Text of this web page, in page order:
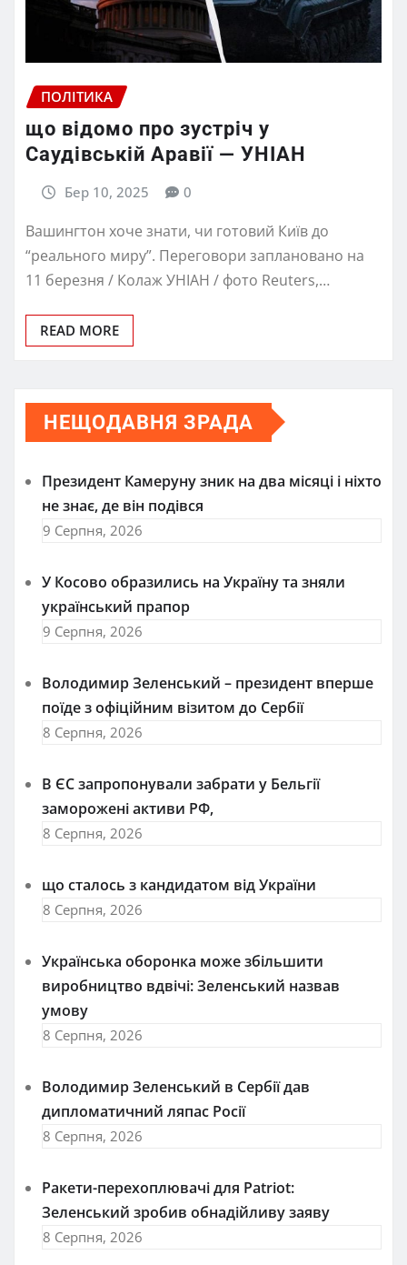
ПОЛІТИКА
що відомо про зустріч у
Саудівській Аравії — УНІАН
Бер 10, 2025 0
Вашингтон хоче знати, чи готовий Київ до
“реального миру”. Переговори заплановано на
11 березня / Колаж УНІАН / фото Reuters,…
READ MORE
НЕЩОДАВНЯ ЗРАДА
Президент Камеруну зник на два місяці і ніхто
не знає, де він подівся
9 Серпня, 2026
У Косово образились на Україну та зняли
український прапор
9 Серпня, 2026
Володимир Зеленський – президент вперше
поїде з офіційним візитом до Сербії
8 Серпня, 2026
В ЄС запропонували забрати у Бельгії
заморожені активи РФ,
8 Серпня, 2026
що сталось з кандидатом від України
8 Серпня, 2026
Українська оборонка може збільшити
виробництво вдвічі: Зеленський назвав
умову
8 Серпня, 2026
Володимир Зеленський в Сербії дав
дипломатичний ляпас Росії
8 Серпня, 2026
Ракети-перехоплювачі для Patriot:
Зеленський зробив обнадійливу заяву
8 Серпня, 2026